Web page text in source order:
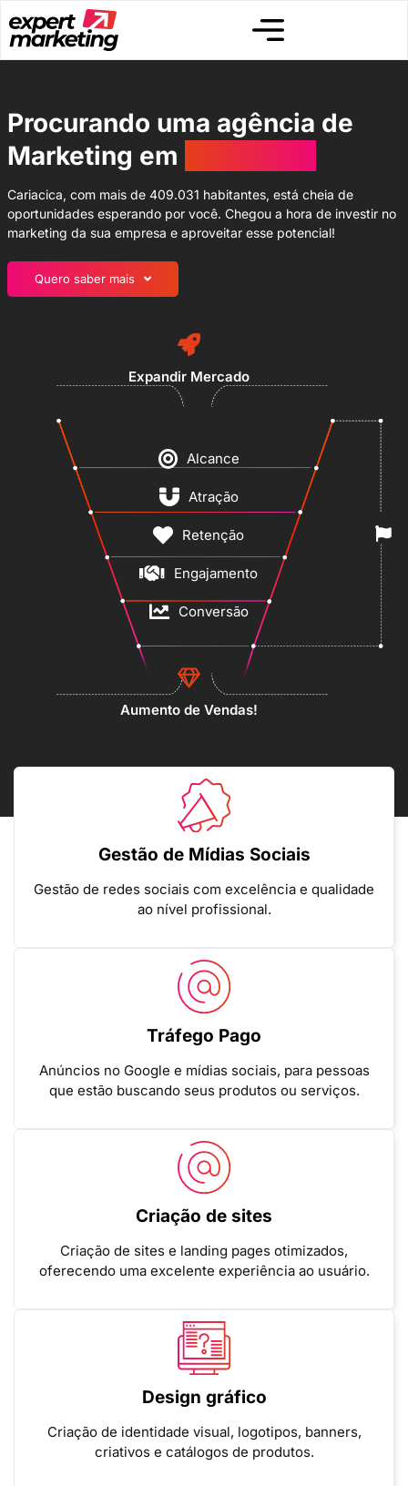
Procurando uma agência de
Marketing em
Cariacica, com mais de 409.031 habitantes, está cheia de
oportunidades esperando por você. Chegou a hora de investir no
marketing da sua empresa e aproveitar esse potencial!
Quero saber mais
Expandir Mercado
Alcance
Atração
Retenção
Engajamento
Conversão
Aumento de Vendas!
Gestão de Mídias Sociais
Gestão de redes sociais com excelência e qualidade
ao nível profissional.
Tráfego Pago
Anúncios no Google e mídias sociais, para pessoas
que estão buscando seus produtos ou serviços.
Criação de sites
Criação de sites e landing pages otimizados,
oferecendo uma excelente experiência ao usuário.
Design gráfico
Criação de identidade visual, logotipos, banners,
criativos e catálogos de produtos.